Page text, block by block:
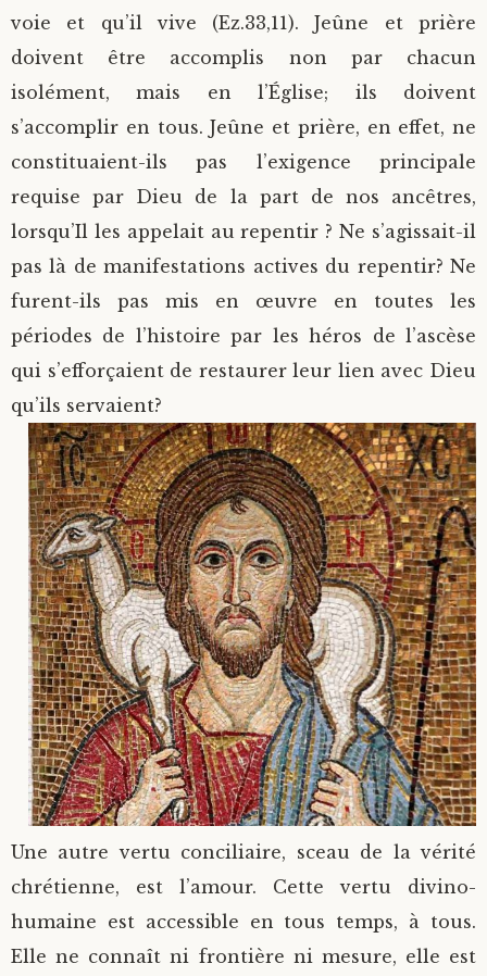
voie et qu’il vive (Ez.33,11). Jeûne et prière
doivent être accomplis non par chacun
isolément, mais en l’Église; ils doivent
s’accomplir en tous. Jeûne et prière, en effet, ne
constituaient-ils pas l’exigence principale
requise par Dieu de la part de nos ancêtres,
lorsqu’Il les appelait au repentir ? Ne s’agissait-il
pas là de manifestations actives du repentir? Ne
furent-ils pas mis en œuvre en toutes les
périodes de l’histoire par les héros de l’ascèse
qui s’efforçaient de restaurer leur lien avec Dieu
qu’ils servaient?
Une autre vertu conciliaire, sceau de la vérité
chrétienne, est l’amour. Cette vertu divino-
humaine est accessible en tous temps, à tous.
Elle ne connaît ni frontière ni mesure, elle est